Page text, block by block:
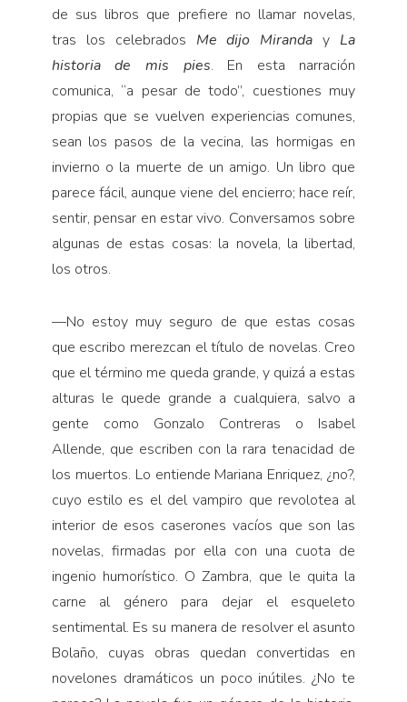
de sus libros que prefiere no llamar novelas,
tras los celebrados Me dijo Miranda y La
historia de mis pies. En esta narración
comunica, “a pesar de todo”, cuestiones muy
propias que se vuelven experiencias comunes,
sean los pasos de la vecina, las hormigas en
invierno o la muerte de un amigo. Un libro que
parece fácil, aunque viene del encierro; hace reír,
sentir, pensar en estar vivo. Conversamos sobre
algunas de estas cosas: la novela, la libertad,
los otros.
—No estoy muy seguro de que estas cosas
que escribo merezcan el título de novelas. Creo
que el término me queda grande, y quizá a estas
alturas le quede grande a cualquiera, salvo a
gente como Gonzalo Contreras o Isabel
Allende, que escriben con la rara tenacidad de
los muertos. Lo entiende Mariana Enriquez, ¿no?,
cuyo estilo es el del vampiro que revolotea al
interior de esos caserones vacíos que son las
novelas, firmadas por ella con una cuota de
ingenio humorístico. O Zambra, que le quita la
carne al género para dejar el esqueleto
sentimental. Es su manera de resolver el asunto
Bolaño, cuyas obras quedan convertidas en
novelones dramáticos un poco inútiles. ¿No te